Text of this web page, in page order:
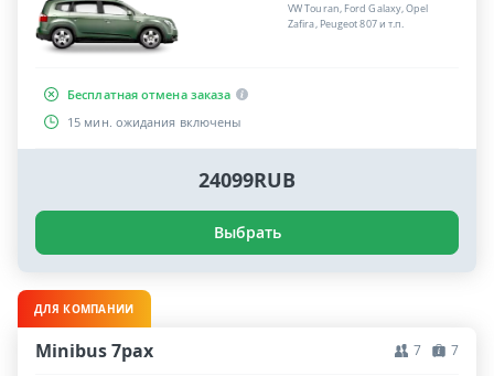
VW Touran, Ford Galaxy, Opel
Zafira, Peugeot 807 и т.п.
Бесплатная отмена заказа
15 мин. ожидания включены
24099RUB
Выбрать
ДЛЯ КОМПАНИИ
Minibus 7pax 7 7